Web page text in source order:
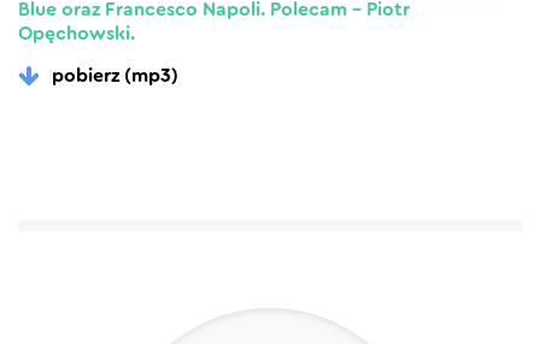
Blue oraz Francesco Napoli. Polecam – Piotr
Opęchowski.
pobierz (mp3)